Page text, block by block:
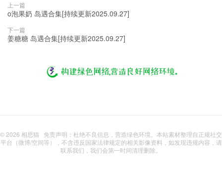
上一篇
o泡果奶 岛遇合集[持续更新2025.09.27]
下一篇
姜糖糖 岛遇合集[持续更新2025.09.27]
© 2026 相思猫 免责声明：杜绝不良信息，营造绿色环境。本站素材整理自正规社交
平台（微博/空间等），不含违反国家法律规定的相关影像资料，如发现违规内容，请
联系我们，我们会第一时间清理删除。